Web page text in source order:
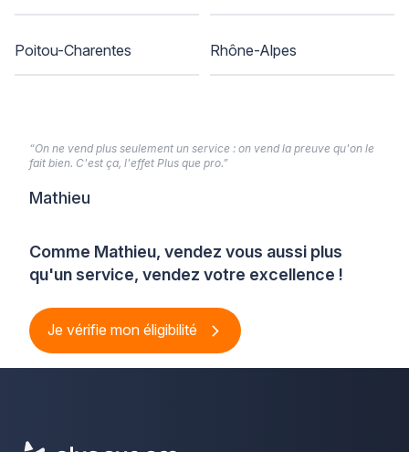
Poitou-Charentes Rhône-Alpes
Comme Mathieu, vendez vous aussi plus
qu'un service, vendez votre excellence !
Je vérifie mon éligibilité
“On ne vend plus seulement un service : on vend la preuve qu'on le
fait bien. C'est ça, l'effet Plus que pro.”
Mathieu